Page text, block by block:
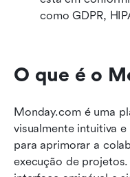
como GDPR,
O que é o
Monday.com é uma
visualmente intuitiva
para aprimorar a
execução de